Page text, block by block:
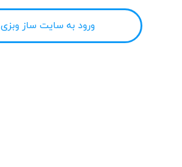
ورود به سایت ساز وبزی